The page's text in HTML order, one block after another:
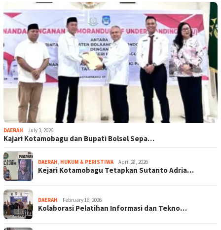
DAERAH July 3, 2026
Kajari Kotamobagu dan Bupati Bolsel Sepa…
DAERAH, HUKUM & PERISTIWA April 28, 2026
Kejari Kotamobagu Tetapkan Sutanto Adria…
DAERAH February 16, 2026
Kolaborasi Pelatihan Informasi dan Tekno…